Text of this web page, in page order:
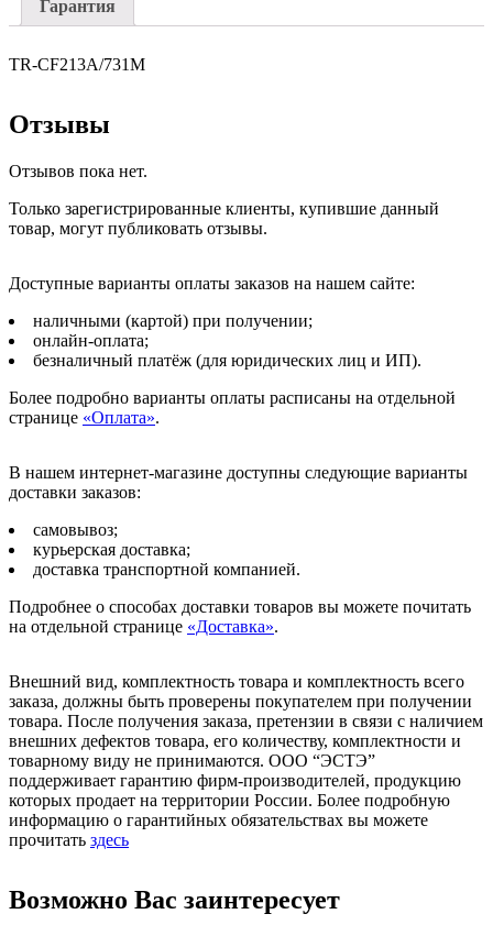
200
Sensys
7100/7110/MF
1.8k
Гарантия
TR-CF213A/731M
Отзывы
Отзывов пока нет.
Только зарегистрированные клиенты, купившие данный
товар, могут публиковать отзывы.
Доступные варианты оплаты заказов на нашем сайте:
наличными (картой) при получении;
онлайн-оплата;
безналичный платёж (для юридических лиц и ИП).
Более подробно варианты оплаты расписаны на отдельной
странице «Оплата».
В нашем интернет-магазине доступны следующие варианты
доставки заказов:
самовывоз;
курьерская доставка;
доставка транспортной компанией.
Подробнее о способах доставки товаров вы можете почитать
на отдельной странице «Доставка».
Внешний вид, комплектность товара и комплектность всего
заказа, должны быть проверены покупателем при получении
товара. После получения заказа, претензии в связи с наличием
внешних дефектов товара, его количеству, комплектности и
товарному виду не принимаются. ООО “ЭСТЭ”
поддерживает гарантию фирм-производителей, продукцию
которых продает на территории России. Более подробную
информацию о гарантийных обязательствах вы можете
прочитать здесь
Возможно Вас заинтересует